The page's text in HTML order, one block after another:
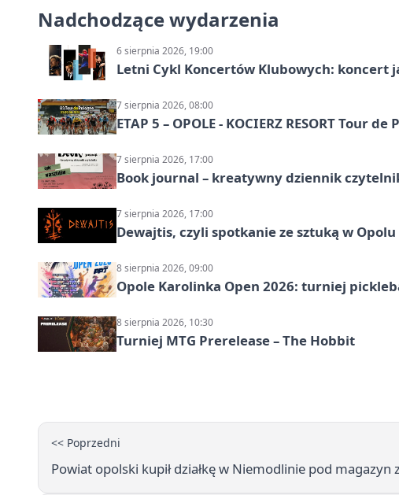
Nadchodzące wydarzenia
6 sierpnia 2026, 19:00
Letni Cykl Koncertów Klubowych: koncert
7 sierpnia 2026, 08:00
ETAP 5 – OPOLE - KOCIERZ RESORT Tour
7 sierpnia 2026, 17:00
Book journal – kreatywny dziennik
7 sierpnia 2026, 17:00
Dewajtis, czyli spotkanie ze sztuką w Opolu
8 sierpnia 2026, 09:00
Opole Karolinka Open 2026: turniej
8 sierpnia 2026, 10:30
Turniej MTG Prerelease – The Hobbit
<< Poprzedni
Powiat opolski kupił działkę w Niemodlinie pod